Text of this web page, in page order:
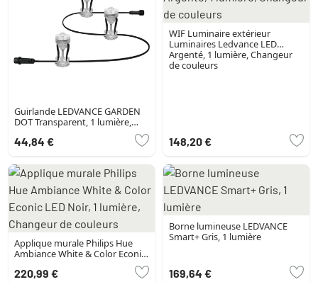
Guirlande LEDVANCE GARDEN
DOT Transparent, 1 lumière,
44,84 €
WIF Luminaire extérieur
Luminaires Ledvance LED
Argenté, 1 lumière, Changeur
de couleurs
148,20 €
Applique murale Philips Hue
Ambiance White & Color Econic
LED Noir, 1 lumière, Changeur
de couleurs
220,99 €
Borne lumineuse LEDVANCE
Smart+ Gris, 1 lumière
169,64 €